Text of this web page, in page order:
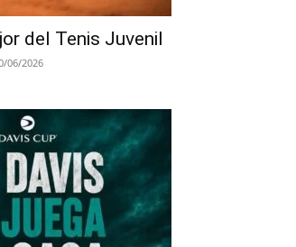
del Tenis Juvenil
06/2026